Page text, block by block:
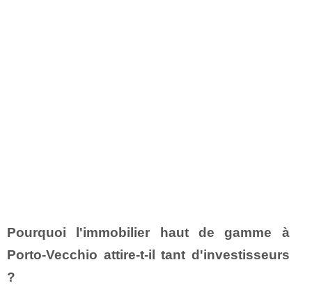
Pourquoi l'immobilier haut de gamme à
Porto-Vecchio attire-t-il tant d'investisseurs
?